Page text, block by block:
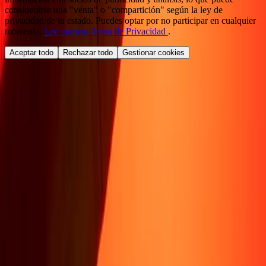
considerarse una "venta" o "compartición" según la ley de
privacidad de tu estado. Puedes optar por no participar en cualquier
momento. Lee nuestro Aviso de Privacidad .
Aceptar todo Rechazar todo Gestionar cookies